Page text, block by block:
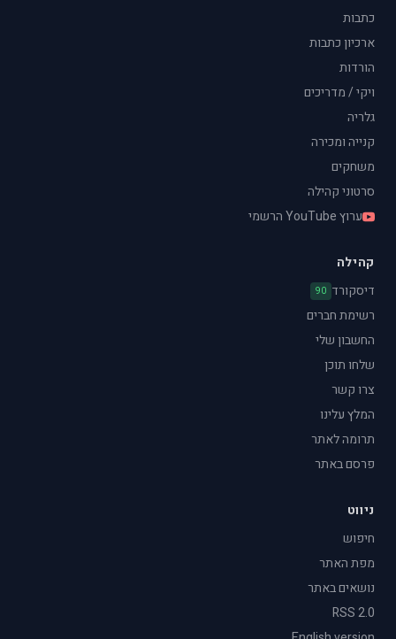
כתבות
ארכיון כתבות
הורדות
ויקי / מדריכים
גלריה
קנייה ומכירה
משחקים
סרטוני קהילה
ערוץ YouTube הרשמי
קהילה
דיסקורד 90
רשימת חברים
החשבון שלי
שלחו תוכן
צרו קשר
המלץ עלינו
תרומה לאתר
פרסם באתר
ניווט
חיפוש
מפת האתר
נושאים באתר
RSS 2.0